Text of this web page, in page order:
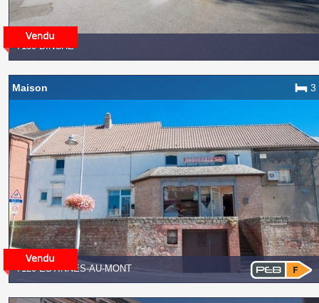
7130 BINCHE
7120 ESTINNES-AU-MONT
Maison 3